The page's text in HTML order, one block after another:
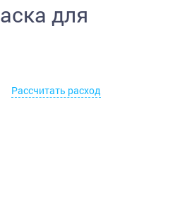
для
Рассчитать расход